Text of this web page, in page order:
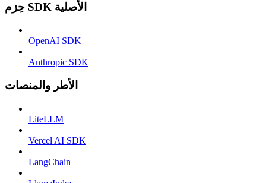
حِزم SDK الأصلية
OpenAI SDK
Anthropic SDK
الأطر والمنصات
LiteLLM
Vercel AI SDK
LangChain